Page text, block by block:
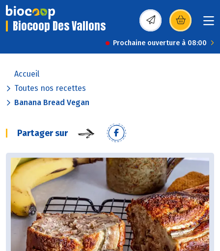
Biocoop Des Vallons (s’ouvre dans une
Prochaine ouverture à 08:00
Accueil
Toutes nos recettes
Banana Bread Vegan
Partager sur